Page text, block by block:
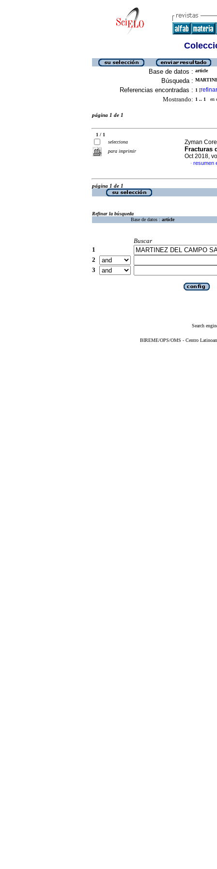
Base de datos : article
Búsqueda :
Referencias encontradas : 1 [refinar
Mostrando: 1 .. 1 en
página 1 de 1
1 / 1
selecciona
para imprimir
Zyman
Fracturas
Oct 2018,
· resumen
página 1 de 1
Refinar la búsqueda
Base de datos : article
Buscar
1
2
3
Search
BIREME/OPS/OMS - Centro